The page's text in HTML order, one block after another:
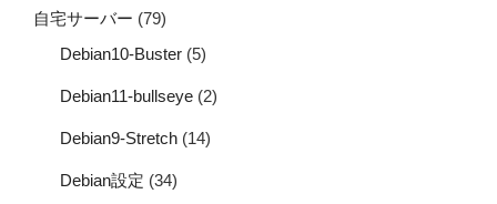
自宅サーバー (79)
Debian10-Buster (5)
Debian11-bullseye (2)
Debian9-Stretch (14)
Debian設定 (34)